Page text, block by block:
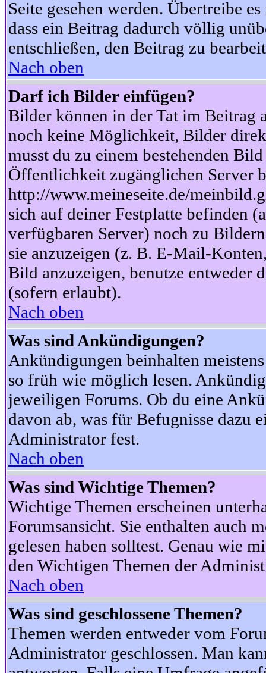
Seite gesehen werden. Übertreibe
dass ein Beitrag dadurch völlig
entschließen, den Beitrag zu
Nach oben
Darf ich Bilder einfügen?
Bilder können in der Tat im Beitrag
noch keine Möglichkeit, Bilder
musst du zu einem bestehenden
Öffentlichkeit zugänglichen Server
http://www.meineseite.de/
sich auf deiner Festplatte befinden
verfügbaren Server) noch zu
sie anzuzeigen (z. B. E-Mail-
Bild anzuzeigen, benutze
(sofern erlaubt).
Nach oben
Was sind Ankündigungen?
Ankündigungen beinhalten
so früh wie möglich lesen.
jeweiligen Forums. Ob du eine
davon ab, was für Befugnisse dazu
Administrator fest.
Nach oben
Was sind Wichtige Themen?
Wichtige Themen erscheinen
Forumsansicht. Sie enthalten auch
gelesen haben solltest. Genau wie
den Wichtigen Themen der
Nach oben
Was sind geschlossene Themen?
Themen werden entweder vom
Administrator geschlossen. Man